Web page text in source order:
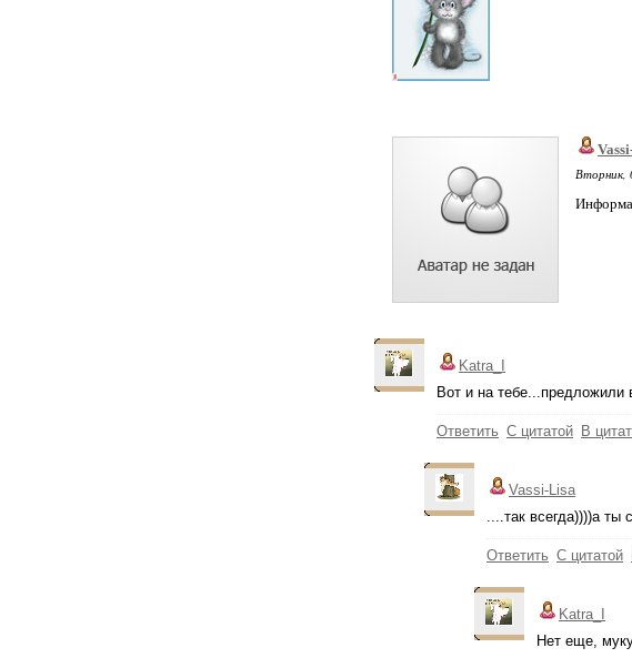
Вторник,
Katra_I
Вот и на тебе...предложили
Ответить С цитатой В
Vassi-Lisa
....так всегда))))а ты
Ответить С цитатой
Katra_I
Нет еще,